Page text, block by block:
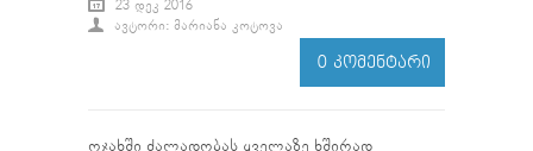
23 ᲓᲔᲙ 2016
ᲐᲕᲢᲝᲠᲘ: ᲛᲐᲠᲘᲐᲜᲐ ᲙᲝᲢᲝᲕᲐ
0 ᲙᲝᲛᲔᲜᲢᲐᲠᲘ
ოჯახში ძალადობას ყველაზე ხშირად